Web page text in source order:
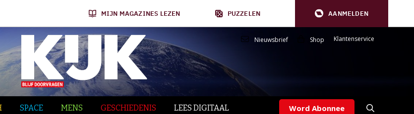
MIJN MAGAZINES LEZEN PUZZELEN AANMELDEN
Nieuwsbrief Shop Klantenservice
SPACE MENS GESCHIEDENIS LEES DIGITAAL Word Abonnee